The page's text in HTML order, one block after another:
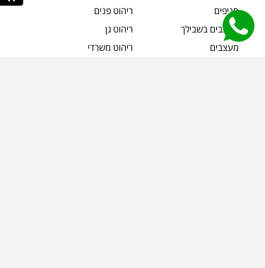
סניפים
מעצבים בשבילך
מעצבים
ריהוט פנים
ריהוט גן
ריהוט משרדי